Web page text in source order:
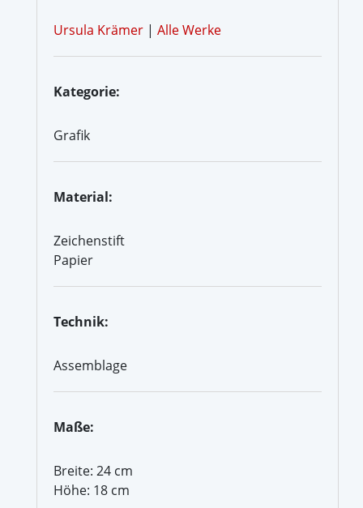
Ursula Krämer | Alle Werke
Kategorie:
Grafik
Material:
Zeichenstift
Papier
Technik:
Assemblage
Maße:
Breite: 24 cm
Höhe: 18 cm